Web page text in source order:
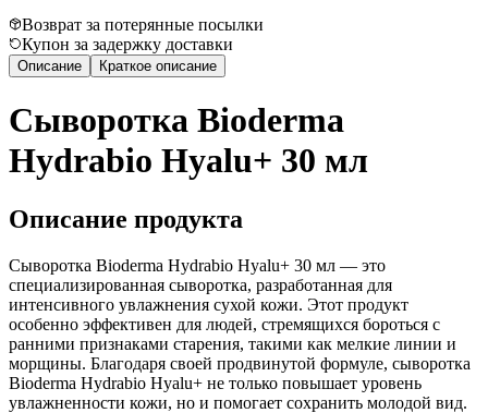
Возврат за потерянные посылки
Купон за задержку доставки
Описание Краткое описание
Сыворотка Bioderma
Hydrabio Hyalu+ 30 мл
Описание продукта
Сыворотка Bioderma Hydrabio Hyalu+ 30 мл — это
специализированная сыворотка, разработанная для
интенсивного увлажнения сухой кожи. Этот продукт
особенно эффективен для людей, стремящихся бороться с
ранними признаками старения, такими как мелкие линии и
морщины. Благодаря своей продвинутой формуле, сыворотка
Bioderma Hydrabio Hyalu+ не только повышает уровень
увлажненности кожи, но и помогает сохранить молодой вид.